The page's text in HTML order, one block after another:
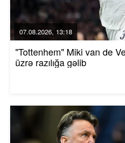
07.08.2026, 13:18
"Tottenhem" Miki van de
üzrə razılığa gəlib